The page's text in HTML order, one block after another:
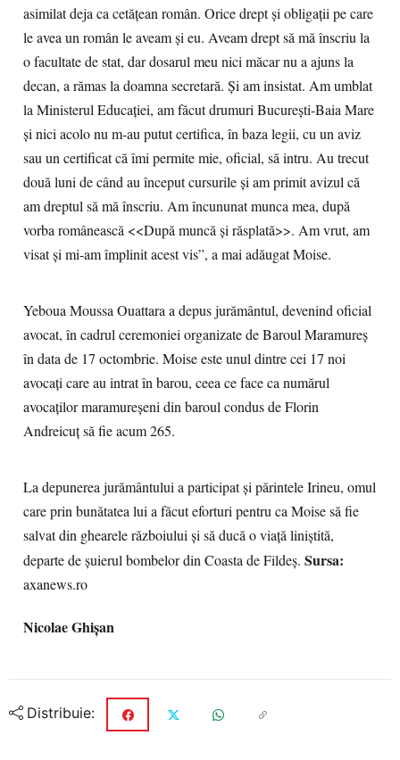
asimilat deja ca cetățean român. Orice drept și obligații pe care
le avea un român le aveam și eu. Aveam drept să mă înscriu la
o facultate de stat, dar dosarul meu nici măcar nu a ajuns la
decan, a rămas la doamna secretară. Și am insistat. Am umblat
la Ministerul Educației, am făcut drumuri București-Baia Mare
și nici acolo nu m-au putut certifica, în baza legii, cu un aviz
sau un certificat că îmi permite mie, oficial, să intru. Au trecut
două luni de când au început cursurile și am primit avizul că
am dreptul să mă înscriu. Am încununat munca mea, după
vorba românească <<După muncă și răsplată>>. Am vrut, am
visat și mi-am împlinit acest vis”, a mai adăugat Moise.
Yeboua Moussa Ouattara a depus jurământul, devenind oficial
avocat, în cadrul ceremoniei organizate de Baroul Maramureș
în data de 17 octombrie. Moise este unul dintre cei 17 noi
avocați care au intrat în barou, ceea ce face ca numărul
avocaților maramureșeni din baroul condus de Florin
Andreicuț să fie acum 265.
La depunerea jurământului a participat și părintele Irineu, omul
care prin bunătatea lui a făcut eforturi pentru ca Moise să fie
salvat din ghearele războiului și să ducă o viață liniștită,
departe de șuierul bombelor din Coasta de Fildeș. Sursa:
axanews.ro
Nicolae Ghişan
Distribuie: